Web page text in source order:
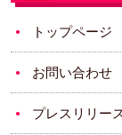
トップページ
お問い合わせ
プレスリリー